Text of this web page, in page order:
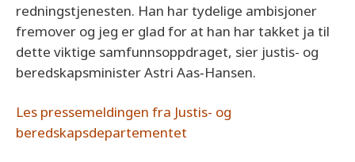
redningstjenesten. Han har tydelige ambisjoner
fremover og jeg er glad for at han har takket ja til
dette viktige samfunnsoppdraget, sier justis- og
beredskapsminister Astri Aas‑Hansen.
Les pressemeldingen fra Justis- og
beredskapsdepartementet